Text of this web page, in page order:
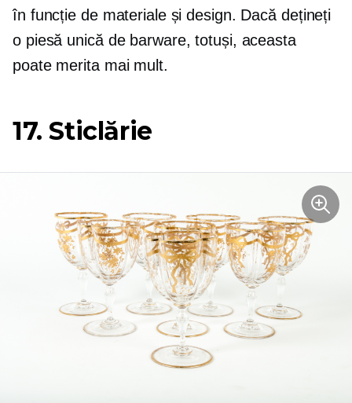
în funcție de materiale și design. Dacă dețineți
o piesă unică de barware, totuși, aceasta
poate merita mai mult.
17. Sticlărie